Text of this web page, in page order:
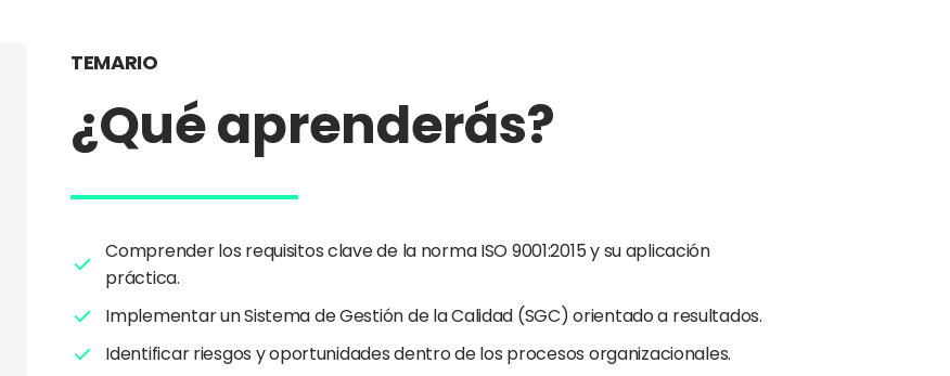
TEMARIO
¿Qué aprenderás?
Comprender los requisitos clave de la norma ISO 9001:2015 y su aplicación
práctica.
Implementar un Sistema de Gestión de la Calidad (SGC) orientado a resultados.
Identificar riesgos y oportunidades dentro de los procesos organizacionales.